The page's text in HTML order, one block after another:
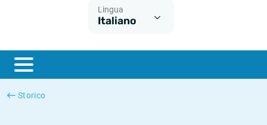
Lingua
Italiano
Storico
ESTER
SONIA
Cos'è l'inflazione HICP?
Inflazione Italia
Inflazione Stati Uniti
Tassi storici di SONIA
Tassi storici di TONAR